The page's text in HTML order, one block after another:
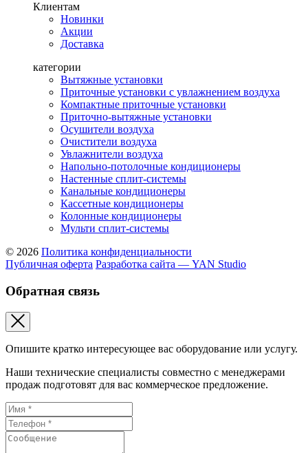
Клиентам
Новинки
Акции
Доставка
категории
Вытяжные установки
Приточные установки с увлажнением воздуха
Компактные приточные установки
Приточно-вытяжные установки
Осушители воздуха
Очистители воздуха
Увлажнители воздуха
Напольно-потолочные кондиционеры
Настенные сплит-системы
Канальные кондиционеры
Кассетные кондиционеры
Колонные кондиционеры
Мульти сплит-системы
© 2026 Политика конфиденциальности
Публичная оферта Разработка сайта — YAN Studio
Обратная связь
Опишите кратко интересующее вас оборудование или услугу.
Наши технические специалисты совместно с менеджерами
продаж подготовят для вас коммерческое предложение.